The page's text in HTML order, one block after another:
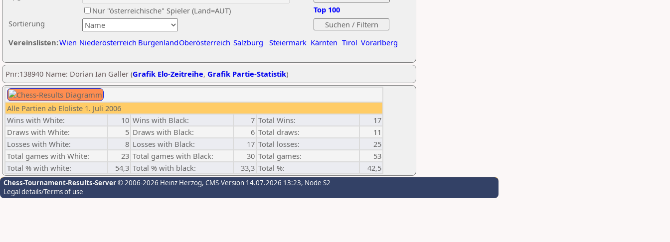
Sortierung
Nur "österreichische" Spieler (Land=AUT)
Vereinslisten:Wien Niederösterreich BurgenlandOberösterreich Salzburg Steiermark Kärnten Tirol Vorarlberg
Top 100
Pnr:138940 Name: Dorian Ian Galler (Grafik Elo-Zeitreihe, Grafik Partie-Statistik)
Alle Partien ab Eloliste 1. Juli 2006
Wins with White:
10 Wins with Black: 7 Total Wins:
17
Draws with White:
5 Draws with Black: 6 Total draws:
11
Losses with White:
8 Losses with Black: 17 Total losses:
25
Total games with White:
23 Total games with Black: 30 Total games:
53
Total % with white:
54,3 Total % with black: 33,3 Total %: 42,5
Chess-Tournament-Results-Server© 2006-2026 Heinz Herzog, CMS-Version 14.07.2026 13:23, Node S2
Legal details/Terms of use